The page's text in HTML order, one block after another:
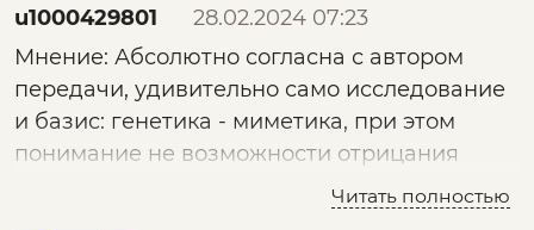
увести "не туда". Очередной "Голый король",
как мне показалось.
u1000429801
28.02.2024 07:23
Мнение: Абсолютно согласна с автором
передачи, удивительно само исследование
и базис: генетика - миметика, при этом
понимание не возможности отрицания
явлений (инструмента воздействия), как
Читать полностью